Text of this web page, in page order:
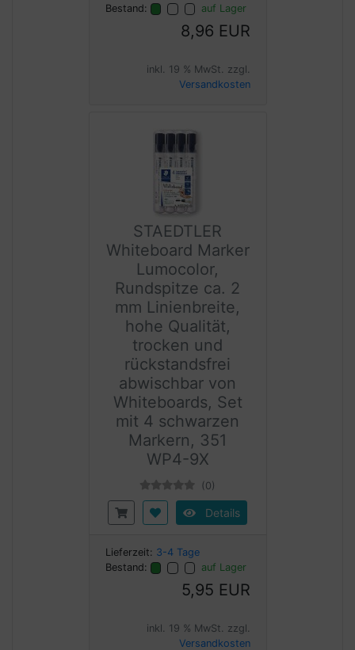
Bestand: auf Lager
8,96 EUR
inkl. 19 % MwSt. zzgl.
Versandkosten
STAEDTLER
Whiteboard Marker
Lumocolor,
Rundspitze ca. 2
mm Linienbreite,
hohe Qualität,
trocken und
rückstandsfrei
abwischbar von
Whiteboards, Set
mit 4 schwarzen
Markern, 351
WP4-9X
(0)
Details
Lieferzeit: 3-4 Tage
Bestand:
auf Lager
5,95 EUR
inkl. 19 % MwSt. zzgl.
Versandkosten